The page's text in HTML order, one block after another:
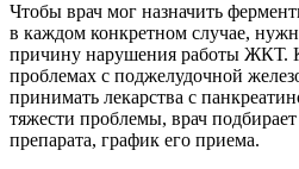
Чтобы врач мог назначить
в каждом конкретном случае,
причину нарушения работы ЖКТ.
проблемах с поджелудочной
принимать лекарства с
тяжести проблемы, врач
препарата, график его приема.